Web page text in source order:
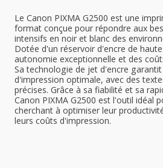
Le Canon PIXMA G2500 est une
format conçue pour répondre aux
intensifs en noir et blanc des
Dotée d'un réservoir d'encre de
autonomie exceptionnelle et des
Sa technologie de jet d'encre
d'impression optimale, avec des
précises. Grâce à sa fiabilité et sa
Canon PIXMA G2500 est l'outil idéal
cherchant à optimiser leur
leurs coûts d'impression.